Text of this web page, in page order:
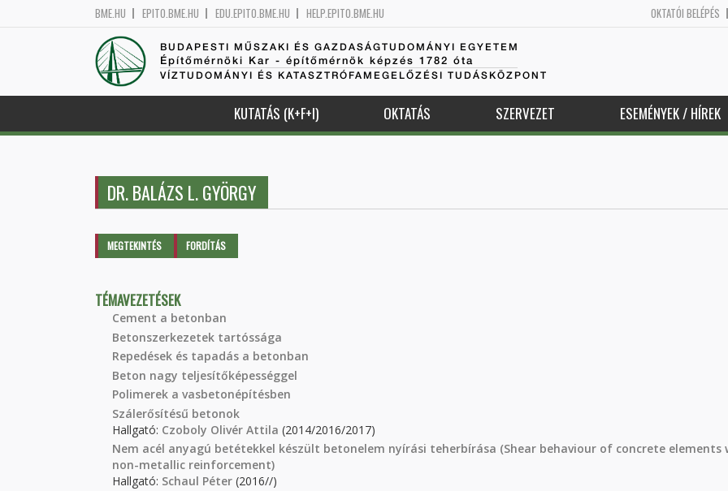
BME.HU EPITO.BME.HU EDU.EPITO.BME.HU HELP.EPITO.BME.HU OKTATÓI BELÉPÉS
BUDAPESTI MŰSZAKI ÉS GAZDASÁGTUDOMÁNYI EGYETEM
Építőmérnöki Kar - építőmérnök képzés 1782 óta
VÍZTUDOMÁNYI ÉS KATASZTRÓFAMEGELŐZÉSI TUDÁSKÖZPONT
KUTATÁS (K+F+I) OKTATÁS SZERVEZET ESEMÉNYEK / HÍREK
DR. BALÁZS L. GYÖRGY
Elsődleges fülek
MEGTEKINTÉS (AKTÍVFORDÍTÁS
TÉMAVEZETÉSEK
Cement a betonban
Betonszerkezetek tartóssága
Repedések és tapadás a betonban
Beton nagy teljesítőképességgel
Polimerek a vasbetonépítésben
Szálerősítésű betonok
Hallgató: Czoboly Olivér Attila (2014/2016/2017)
Nem acél anyagú betétekkel készült betonelem nyírási teherbírása (Shear behaviour of concrete elements
non-metallic reinforcement)
Hallgató: Schaul Péter (2016//)